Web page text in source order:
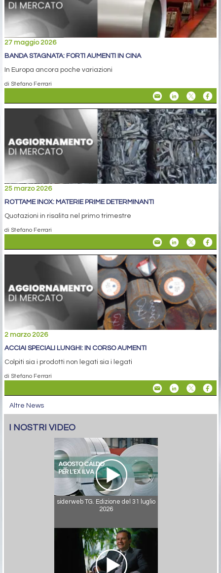
27 maggio 2026
BANDA STAGNATA: FORTI AUMENTI IN CINA
In Europa ancora poche variazioni
di Stefano Ferrari
25 marzo 2026
ROTTAME INOX: MATERIE PRIME DETERMINANTI
Quotazioni in risalita nel primo trimestre
di Stefano Ferrari
2 marzo 2026
ACCIAI SPECIALI LUNGHI: IN CORSO AUMENTI
Colpiti sia i prodotti non legati sia i legati
di Stefano Ferrari
Altre News
I NOSTRI VIDEO
siderweb TG. Edizione del 31 luglio
2026